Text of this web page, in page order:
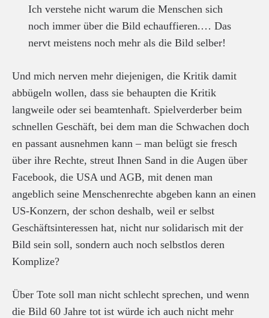
Ich verstehe nicht warum die Menschen sich
noch immer über die Bild echauffieren.… Das
nervt meistens noch mehr als die Bild selber!
Und mich nerven mehr diejenigen, die Kritik damit
abbügeln wollen, dass sie behaupten die Kritik
langweile oder sei beamtenhaft. Spielverderber beim
schnellen Geschäft, bei dem man die Schwachen doch
en passant ausnehmen kann – man belügt sie fresch
über ihre Rechte, streut Ihnen Sand in die Augen über
Facebook, die USA und AGB, mit denen man
angeblich seine Menschenrechte abgeben kann an einen
US-Konzern, der schon deshalb, weil er selbst
Geschäftsinteressen hat, nicht nur solidarisch mit der
Bild sein soll, sondern auch noch selbstlos deren
Komplize?
Über Tote soll man nicht schlecht sprechen, und wenn
die Bild 60 Jahre tot ist würde ich auch nicht mehr